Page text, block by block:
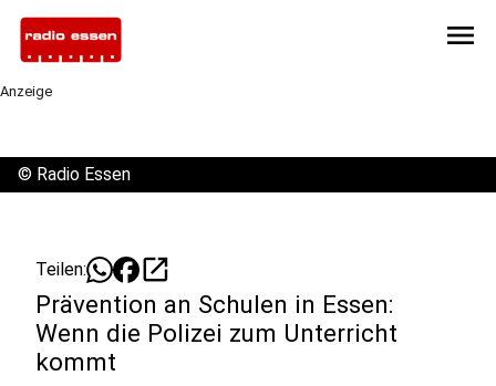
menu
Anzeige
© Radio Essen
Teilen: open_in_new
Prävention an Schulen in Essen:
Wenn die Polizei zum Unterricht
kommt